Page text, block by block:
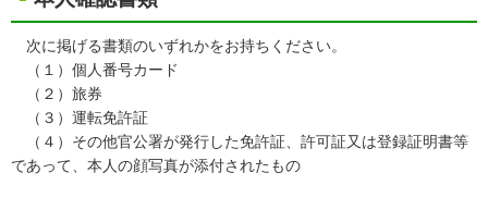
次に掲げる書類のいずれかをお持ちください。
（１）個人番号カード
（２）旅券
（３）運転免許証
（４）その他官公署が発行した免許証、許可証又は登録証明書等
であって、本人の顔写真が添付されたもの